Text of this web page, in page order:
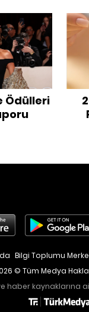
Ödülleri
Bilgi Toplumu
© Tüm Medya
haber kaynaklarına